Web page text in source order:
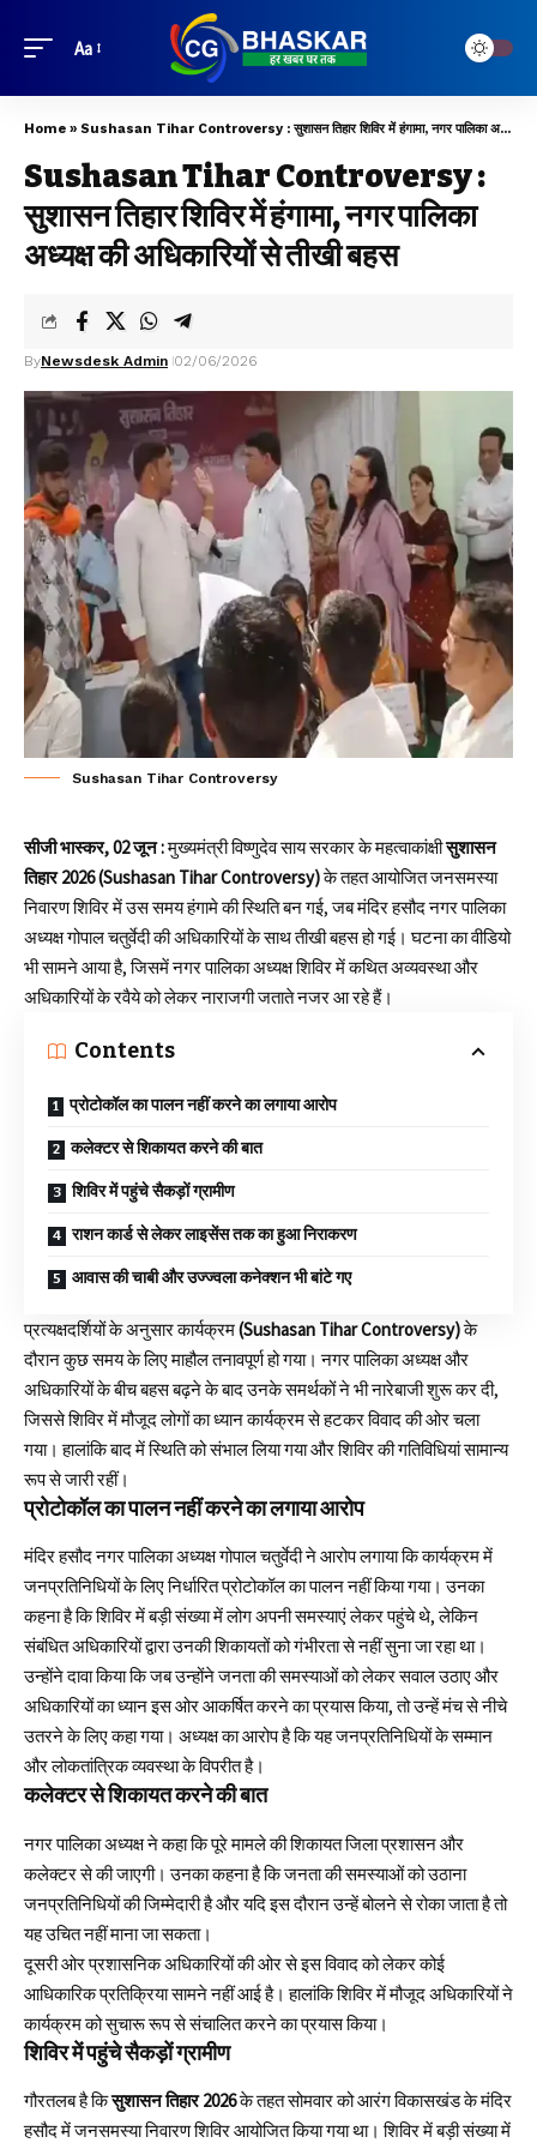
Aa
Home » Sushasan Tihar Controversy : सुशासन तिहार शिविर में हंगामा, नगर पालिका अध्यक्ष की अधिकारियों से तीखी बहस
Sushasan Tihar Controversy :
सुशासन तिहार शिविर में हंगामा, नगर पालिका
अध्यक्ष की अधिकारियों से तीखी बहस
ByNewsdesk Admin 02/06/2026
Sushasan Tihar Controversy
सीजी भास्कर, 02 जून :मुख्यमंत्री विष्णुदेव साय सरकार के महत्वाकांक्षीसुशासन
तिहार 2026 (Sushasan Tihar Controversy)के तहत आयोजित जनसमस्या
निवारण शिविर में उस समय हंगामे की स्थिति बन गई, जब मंदिर हसौद नगर पालिका
अध्यक्ष गोपाल चतुर्वेदी की अधिकारियों के साथ तीखी बहस हो गई। घटना का वीडियो
भी सामने आया है, जिसमें नगर पालिका अध्यक्ष शिविर में कथित अव्यवस्था और
अधिकारियों के रवैये को लेकर नाराजगी जताते नजर आ रहे हैं।
Contents
प्रोटोकॉल का पालन नहीं करने का लगाया आरोप
कलेक्टर से शिकायत करने की बात
शिविर में पहुंचे सैकड़ों ग्रामीण
राशन कार्ड से लेकर लाइसेंस तक का हुआ निराकरण
आवास की चाबी और उज्ज्वला कनेक्शन भी बांटे गए
प्रत्यक्षदर्शियों के अनुसार कार्यक्रम(Sushasan Tihar Controversy)के
दौरान कुछ समय के लिए माहौल तनावपूर्ण हो गया। नगर पालिका अध्यक्ष और
अधिकारियों के बीच बहस बढ़ने के बाद उनके समर्थकों ने भी नारेबाजी शुरू कर दी,
जिससे शिविर में मौजूद लोगों का ध्यान कार्यक्रम से हटकर विवाद की ओर चला
गया। हालांकि बाद में स्थिति को संभाल लिया गया और शिविर की गतिविधियां सामान्य
रूप से जारी रहीं।
प्रोटोकॉल का पालन नहीं करने का लगाया आरोप
मंदिर हसौद नगर पालिका अध्यक्ष गोपाल चतुर्वेदी ने आरोप लगाया कि कार्यक्रम में
जनप्रतिनिधियों के लिए निर्धारित प्रोटोकॉल का पालन नहीं किया गया। उनका
कहना है कि शिविर में बड़ी संख्या में लोग अपनी समस्याएं लेकर पहुंचे थे, लेकिन
संबंधित अधिकारियों द्वारा उनकी शिकायतों को गंभीरता से नहीं सुना जा रहा था।
उन्होंने दावा किया कि जब उन्होंने जनता की समस्याओं को लेकर सवाल उठाए और
अधिकारियों का ध्यान इस ओर आकर्षित करने का प्रयास किया, तो उन्हें मंच से नीचे
उतरने के लिए कहा गया। अध्यक्ष का आरोप है कि यह जनप्रतिनिधियों के सम्मान
और लोकतांत्रिक व्यवस्था के विपरीत है।
कलेक्टर से शिकायत करने की बात
नगर पालिका अध्यक्ष ने कहा कि पूरे मामले की शिकायत जिला प्रशासन और
कलेक्टर से की जाएगी। उनका कहना है कि जनता की समस्याओं को उठाना
जनप्रतिनिधियों की जिम्मेदारी है और यदि इस दौरान उन्हें बोलने से रोका जाता है तो
यह उचित नहीं माना जा सकता।
दूसरी ओर प्रशासनिक अधिकारियों की ओर से इस विवाद को लेकर कोई
आधिकारिक प्रतिक्रिया सामने नहीं आई है। हालांकि शिविर में मौजूद अधिकारियों ने
कार्यक्रम को सुचारू रूप से संचालित करने का प्रयास किया।
शिविर में पहुंचे सैकड़ों ग्रामीण
गौरतलब है किसुशासन तिहार 2026के तहत सोमवार को आरंग विकासखंड के मंदिर
हसौद में जनसमस्या निवारण शिविर आयोजित किया गया था। शिविर में बड़ी संख्या में